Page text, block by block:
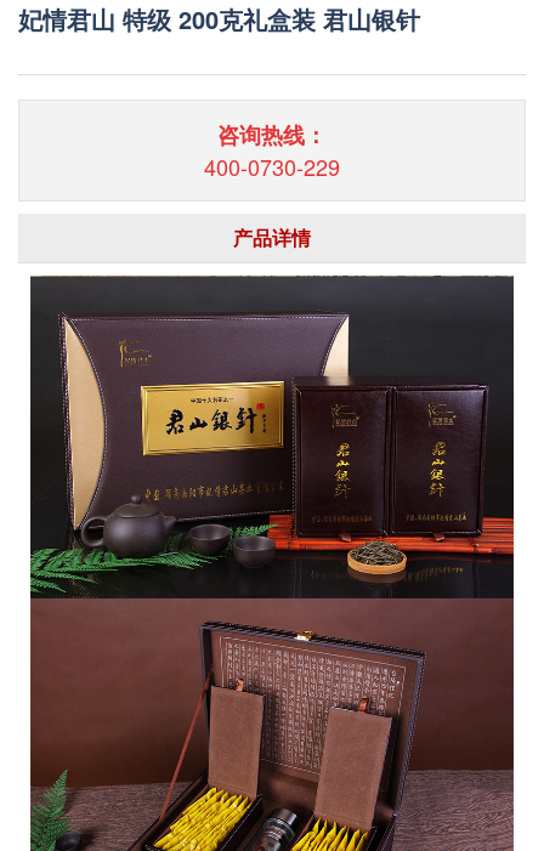
妃情君山 特级 200克礼盒装 君山银针
咨询热线：
400-0730-229
产品详情